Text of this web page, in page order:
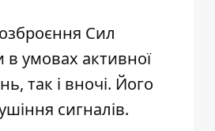
Сил
в умовах активної
так і вночі. Його
сигналів.